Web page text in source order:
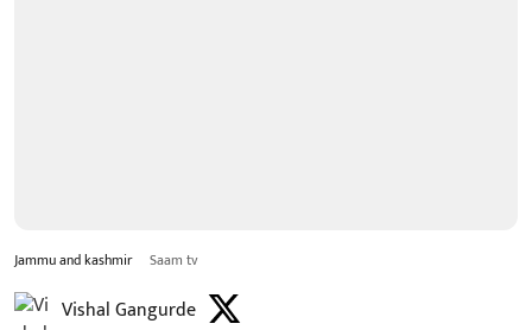
Jammu and kashmir Saam tv
Vishal Gangurde